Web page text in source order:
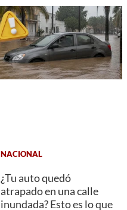
NACIONAL
¿Tu auto quedó
atrapado en una calle
inundada? Esto es lo que